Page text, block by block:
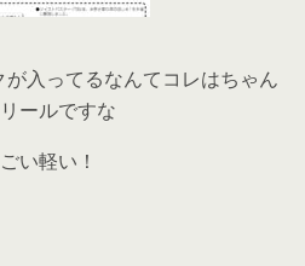
入ってるなんてコレはちゃん
ールですな
い軽い！